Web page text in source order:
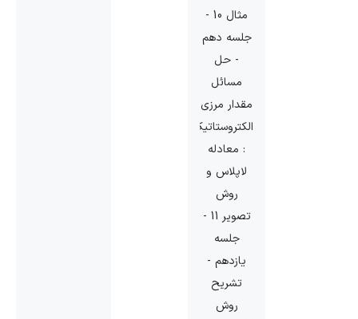
مثال 10 -
جلسه دهم
- حل
مسائل
مقدار مرزی
الکتروستاتیک
: معادله
لاپلاس و
روش
تصویر 11 -
جلسه
یازدهم -
تشریح
روش